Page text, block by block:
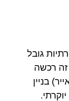
גובל
רכשה
בניין